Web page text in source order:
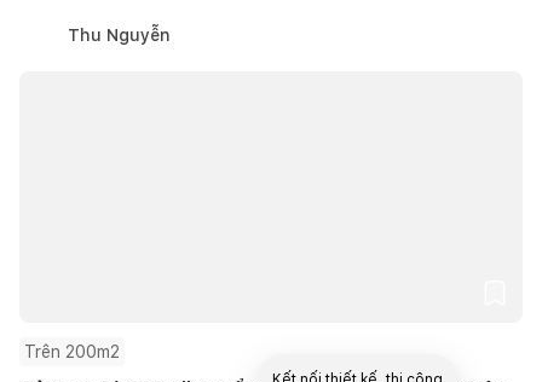
Thu Nguyễn
Trên 200m2